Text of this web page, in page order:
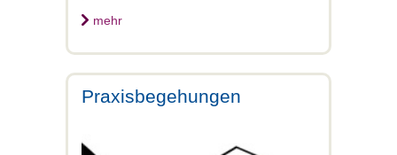
mehr
Praxisbegehungen